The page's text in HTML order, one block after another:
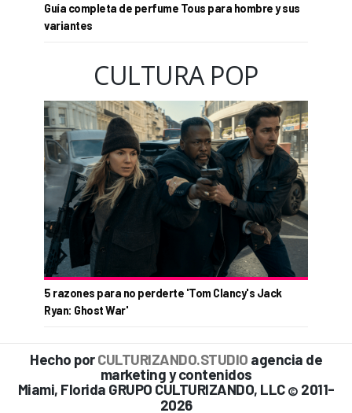
Guía completa de perfume Tous para hombre y sus
variantes
CULTURA POP
5 razones para no perderte 'Tom Clancy's Jack
Ryan: Ghost War'
Hecho porCULTURIZANDO.STUDIO agencia de
marketing y contenidos
Miami, Florida GRUPO CULTURIZANDO, LLC © 2011-
2026